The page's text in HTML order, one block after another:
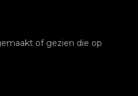
of gezien die op